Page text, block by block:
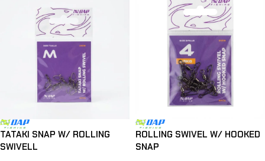
TATAKI SNAP W/ ROLLING
SWIVELL
ROLLING SWIVEL W/ HOOKED
SNAP